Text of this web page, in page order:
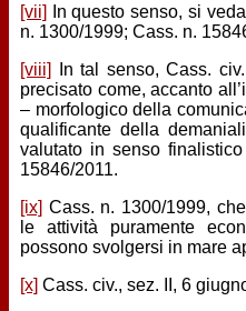
[vii]
In questo senso, si
n. 1300/1999; Cass. n.
[viii]
In tal senso, Cass.
precisato come, accanto
– morfologico della
qualificante della
valutato in senso
15846/2011.
[ix] Cass. n. 1300/1999,
le attività puramente
possono svolgersi in mare
[x] Cass. civ., sez. II, 6